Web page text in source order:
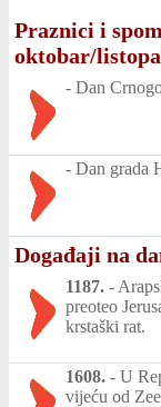
Praznici i
oktobar/
- Dan
- Dan grada
Događaji na
1187. -
preoteo
krstaški rat.
1608. - U
vijeću od